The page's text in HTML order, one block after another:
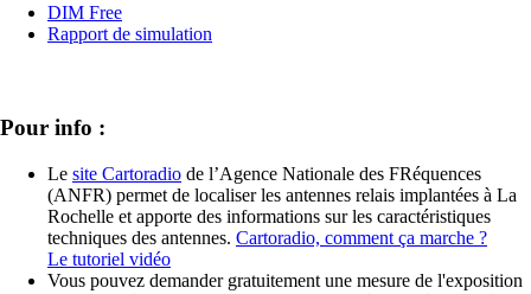
objets du quotidien (par exemple une tablette, un four micro-
ondes, une enceinte bluetooth, une plaque à induction…).
la 5G
Est-ce que le déploiement de la 5G nécessite d’installer de
nouvelles antennes ?